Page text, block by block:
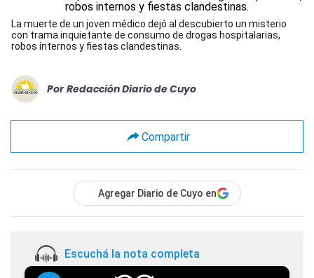
La muerte de un joven médico dejó al descubierto un misterio
con trama inquietante de consumo de drogas hospitalarias,
robos internos y fiestas clandestinas.
Por Redacción Diario de Cuyo
Compartir
Agregar Diario de Cuyo en
Escuchá la nota completa